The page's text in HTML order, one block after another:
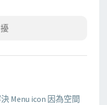
Menu icon 因為空間